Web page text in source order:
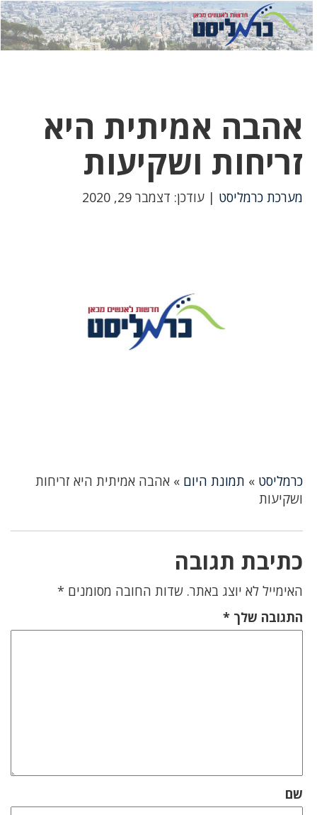
לחץ
כאן
לחץ
כדי
אהבה אמיתית היא
זריחות ושקיעות
מערכת כרמליסט | עודכן: דצמבר 29, 2020
כרמליסט » תמונת היום » אהבה אמיתית היא זריחות
ושקיעות
כתיבת תגובה
האימייל לא יוצג באתר. שדות החובה מסומנים *
התגובה שלך *
שם